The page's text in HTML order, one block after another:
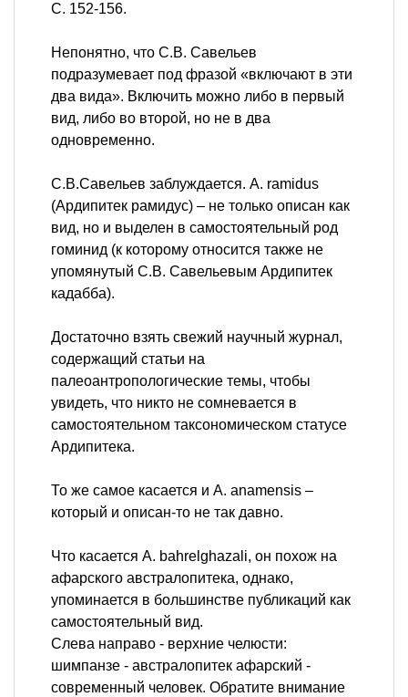
С. 152-156.
Непонятно, что С.В. Савельев
подразумевает под фразой «включают в эти
два вида». Включить можно либо в первый
вид, либо во второй, но не в два
одновременно.
C.В.Савельев заблуждается. A. ramidus
(Ардипитек рамидус) – не только описан как
вид, но и выделен в самостоятельный род
гоминид (к которому относится также не
упомянутый С.В. Савельевым Ардипитек
кадабба).
Достаточно взять свежий научный журнал,
содержащий статьи на
палеоантропологические темы, чтобы
увидеть, что никто не сомневается в
самостоятельном таксономическом статусе
Ардипитека.
То же самое касается и A. anamensis –
который и описан-то не так давно.
Что касается A. bahrelghazali, он похож на
афарского австралопитека, однако,
упоминается в большинстве публикаций как
самостоятельный вид.
Слева направо - верхние челюсти:
шимпанзе - австралопитек афарский -
современный человек. Обратите внимание